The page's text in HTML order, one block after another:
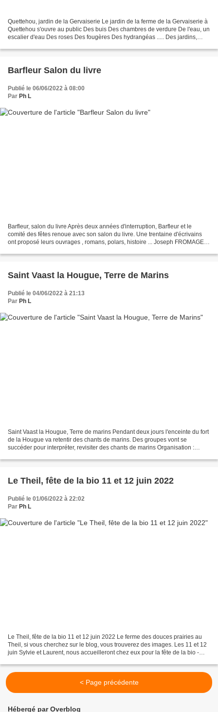
Quettehou, jardin de la Gervaiserie Le jardin de la ferme de la Gervaiserie à
Quettehou s'ouvre au public Des buis Des chambres de verdure De l'eau, un
escalier d'eau Des roses Des fougères Des hydrangéas ..... Des jardins,
Barfleur Salon du livre
Publié le 06/06/2022 à 08:00
Par Ph L
Barfleur, salon du livre Après deux années d'interruption, Barfleur et le
comité des fêtes renoue avec son salon du livre. Une trentaine d'écrivains
ont proposé leurs ouvrages , romans, polars, histoire ... Joseph FROMAGE
Saint Vaast la Hougue, Terre de Marins
Publié le 04/06/2022 à 21:13
Par Ph L
Saint Vaast la Hougue, Terre de marins Pendant deux jours l'enceinte du fort
de la Hougue va retentir des chants de marins. Des groupes vont se
succéder pour interpréter, revisiter des chants de marins Organisation :
Le Theil, fête de la bio 11 et 12 juin 2022
Publié le 01/06/2022 à 22:02
Par Ph L
Le Theil, fête de la bio 11 et 12 juin 2022 Le ferme des douces prairies au
Theil, si vous cherchez sur le blog, vous trouverez des images. Les 11 et 12
juin Sylvie et Laurent, nous accueilleront chez eux pour la fête de la bio -
< Page précédente
Hébergé par Overblog